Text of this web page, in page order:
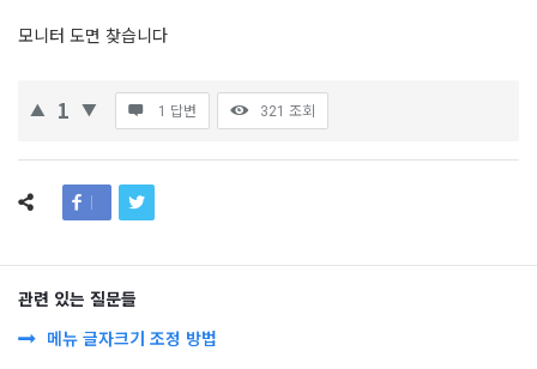
모니터 도면 찾습니다
1 1 답변 321 조회
관련 있는 질문들
메뉴 글자크기 조정 방법